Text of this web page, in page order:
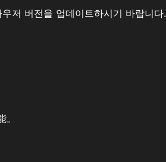
저 버전을 업데이트하시기 바랍니다.